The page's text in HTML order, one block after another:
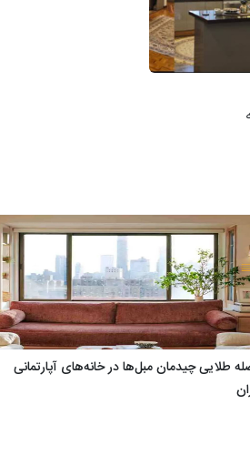
طلایی چیدمان مبل‌ها در خانه‌های آپارتمانی